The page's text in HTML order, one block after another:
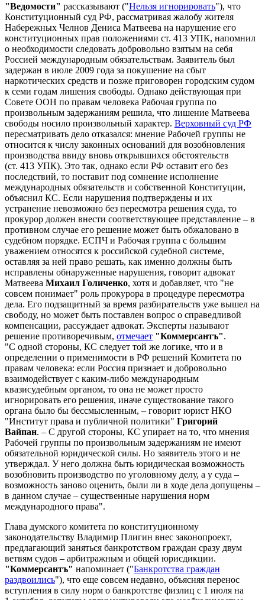
"Ведомости" рассказывают ("Нельзя игнорировать"), что
Конституционный суд РФ, рассматривая жалобу жителя
Набережных Челнов Дениса Матвеева на нарушение его
конституционных прав положениями ст. 413 УПК, напомнил
о необходимости следовать добровольно взятым на себя
Россией международным обязательствам. Заявитель был
задержан в июле 2009 года за покушение на сбыт
наркотических средств и позже приговорен городским судом
к семи годам лишения свободы. Однако действующая при
Совете ООН по правам человека Рабочая группа по
произвольным задержаниям решила, что лишение Матвеева
свободы носило произвольный характер. Верховный суд РФ
пересматривать дело отказался: мнение Рабочей группы не
относится к числу законных оснований для возобновления
производства ввиду вновь открывшихся обстоятельств
(ст. 413 УПК). Это так, однако если РФ оставит его без
последствий, то поставит под сомнение исполнение
международных обязательств и собственной Конституции,
объяснил КС. Если нарушения подтверждены и их
устранение невозможно без пересмотра решения суда, то
прокурор должен внести соответствующее представление – в
противном случае его решение может быть обжаловано в
судебном порядке. ЕСПЧ и Рабочая группа с большим
уважением относятся к российской судебной системе,
оставляя за ней право решать, как именно должны быть
исправлены обнаруженные нарушения, говорит адвокат
Матвеева Михаил Голиченко, хотя и добавляет, что "не
совсем понимает" роль прокурора в процедуре пересмотра
дела. Его подзащитный за время разбирательств уже вышел на
свободу, но может быть поставлен вопрос о справедливой
компенсации, рассуждает адвокат. Эксперты называют
решение противоречивым, отмечает "Коммерсантъ".
"С одной стороны, КС следует той же логике, что и в
определении о применимости в РФ решений Комитета по
правам человека: если Россия признает и добровольно
взаимодействует с каким-либо международным
квазисудебным органом, то она не может просто
игнорировать его решения, иначе существование такого
органа было бы бессмысленным, – говорит юрист НКО
"Институт права и публичной политики" Григорий
Вайпан. – С другой стороны, КС упирает на то, что мнения
Рабочей группы по произвольным задержаниям не имеют
обязательной юридической силы. Но заявитель этого и не
утверждал. У него должна быть юридическая возможность
возобновить производство по уголовному делу, а у суда –
возможность заново оценить, были ли в ходе дела допущены –
в данном случае – существенные нарушения норм
международного права".
Глава думского комитета по конституционному
законодательству Владимир Плигин внес законопроект,
предлагающий заняться банкротством граждан сразу двум
ветвям судов – арбитражным и общей юрисдикции.
"Коммерсантъ" напоминает ("Банкротства граждан
раздвоились"), что еще совсем недавно, объясняя перенос
вступления в силу норм о банкротстве физлиц с 1 июля на